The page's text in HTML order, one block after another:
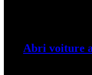
Abri voiture